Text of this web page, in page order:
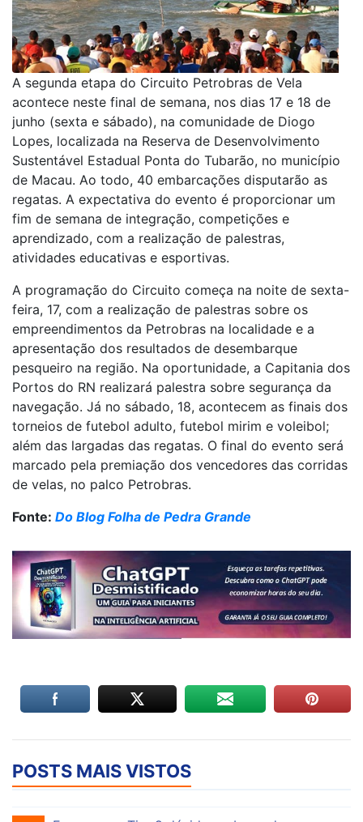
A segunda etapa do Circuito Petrobras de Vela
acontece neste final de semana, nos dias 17 e 18 de
junho (sexta e sábado), na comunidade de Diogo
Lopes, localizada na Reserva de Desenvolvimento
Sustentável Estadual Ponta do Tubarão, no município
de Macau. Ao todo, 40 embarcações disputarão as
regatas. A expectativa do evento é proporcionar um
fim de semana de integração, competições e
aprendizado, com a realização de palestras,
atividades educativas e esportivas.
A programação do Circuito começa na noite de sexta-
feira, 17, com a realização de palestras sobre os
empreendimentos da Petrobras na localidade e a
apresentação dos resultados de desembarque
pesqueiro na região. Na oportunidade, a Capitania dos
Portos do RN realizará palestra sobre segurança da
navegação. Já no sábado, 18, acontecem as finais dos
torneios de futebol adulto, futebol mirim e voleibol;
além das largadas das regatas. O final do evento será
marcado pela premiação dos vencedores das corridas
de velas, no palco Petrobras.
Fonte: Do Blog Folha de Pedra Grande
POSTS MAIS VISTOS